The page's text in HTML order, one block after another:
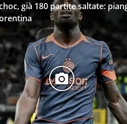
già 180 partite saltate: